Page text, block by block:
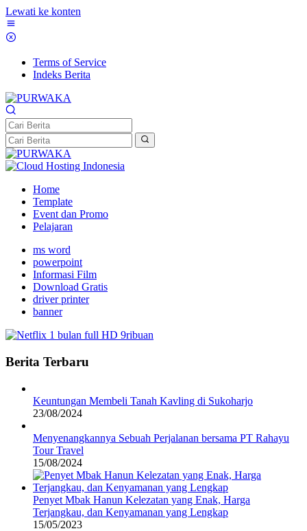
Lewati ke konten
Terms of Service
Indeks Berita
Home
Template
Event dan Promo
Pelajaran
ms word
powerpoint
Informasi Film
Download Gratis
driver printer
banner
Berita Terbaru
Keuntungan Membeli Tanah Kavling di Sukoharjo
23/08/2024
Menyenangkannya Sebuah Perjalanan bersama PT Rahayu
Tour Travel
15/08/2024
Penyet Mbak Hanun Kelezatan yang Enak, Harga
Terjangkau, dan Kenyamanan yang Lengkap
15/05/2023